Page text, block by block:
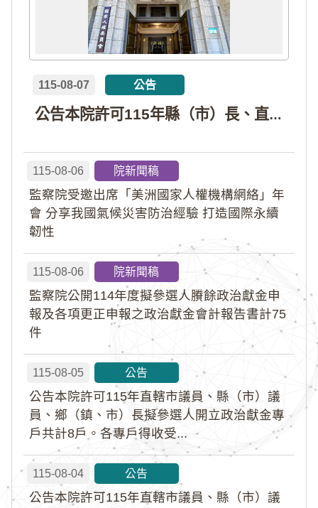
公告本院許可115年縣（市）長、直轄市議員、縣（市）議員擬參選人開立政治獻金專戶共計4戶。各專戶得收受政治獻金期間為自專戶許可設立日起至115年11月27日止，專戶名冊詳如附件。
115-08-07 公告
115-08-06 院新聞稿
監察院受邀出席「美洲國家人權機構網絡」年
會 分享我國氣候災害防治經驗 打造國際永續
韌性
115-08-06 院新聞稿
監察院公開114年度擬參選人賸餘政治獻金申
報及各項更正申報之政治獻金會計報告書計75
件
115-08-05 公告
公告本院許可115年直轄市議員、縣（市）議
員、鄉（鎮、市）長擬參選人開立政治獻金專
戶共計8戶。各專戶得收受...
115-08-04 公告
公告本院許可115年直轄市議員、縣（市）議